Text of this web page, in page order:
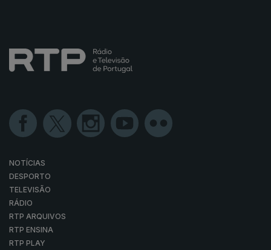
NOTÍCIAS
DESPORTO
TELEVISÃO
RÁDIO
RTP ARQUIVOS
RTP ENSINA
RTP PLAY